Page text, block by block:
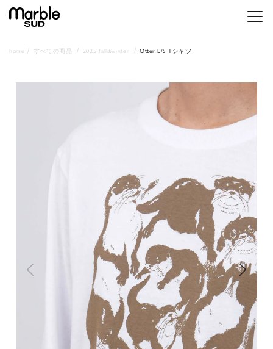
メニ
home すべての商品 2025 fall&winter Otter L/S Tシャツ